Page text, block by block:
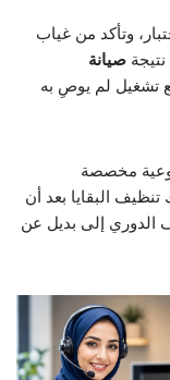
وتأكد من غياب
صيانة
تشغيل لم يوصِ به
أوعية مخصصة
البقايا بعد أن
الدوري إلى بديل عن